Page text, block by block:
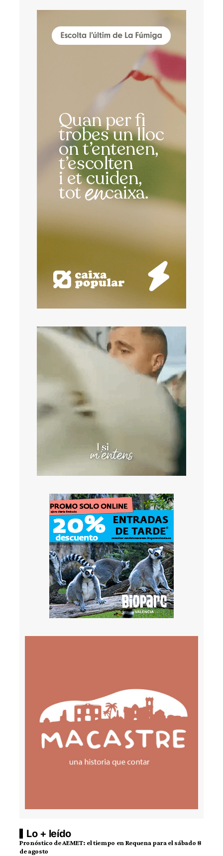
Lo + leído
Pronóstico de AEMET: el tiempo en Requena para el sábado 8
de agosto